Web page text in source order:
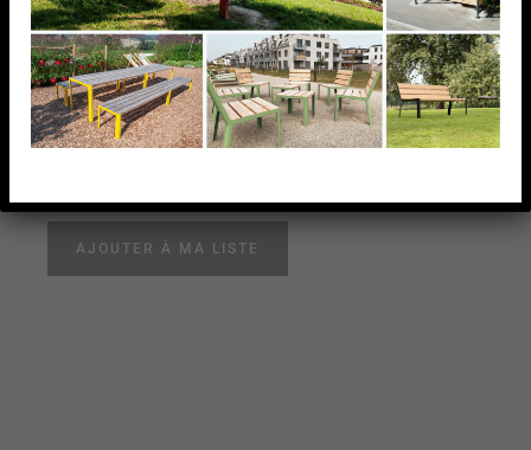
BEND 2 PLANCHES
Le dossier en bois exotique est incliné pour augmenter
le confort d’assise de ce banc. Il est non seulement
AJOUTER À MA LISTE